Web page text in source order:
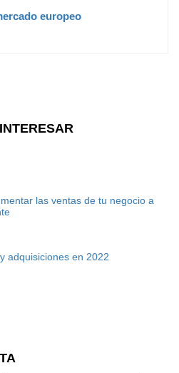
europeo
las ventas de tu negocio a
adquisiciones en 2022